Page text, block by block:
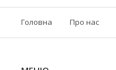
Головна Про нас